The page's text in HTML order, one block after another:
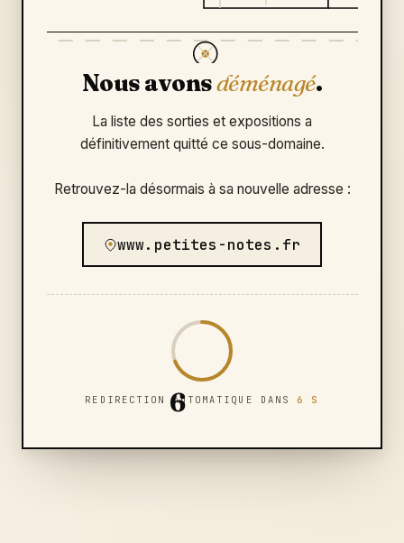
Nous avonsdéménagé.
La liste des sorties et expositions a
définitivement quitté ce sous-domaine.
Retrouvez-la désormais à sa nouvelle adresse :
www.petites-notes.fr
6
REDIRECTION AUTOMATIQUE DANS6 S